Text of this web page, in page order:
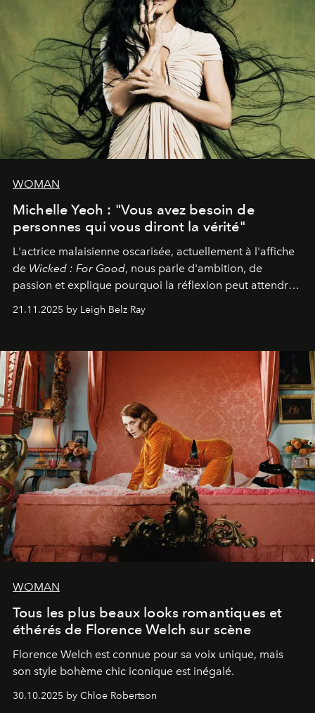
WOMAN
Michelle Yeoh : "Vous avez besoin de
personnes qui vous diront la vérité"
L'actrice malaisienne oscarisée, actuellement à l'affiche
de Wicked : For Good, nous parle d'ambition, de
passion et explique pourquoi la réflexion peut attendre.
Elle avoue :
"C'est libérateur d'interpréter un
personnage qui dit : 'C'est mon désir, mon ambition, ma
21.11.2025 by Leigh Belz Ray
WOMAN
Tous les plus beaux looks romantiques et
éthérés de Florence Welch sur scène
Florence Welch est connue pour sa voix unique, mais
son style bohème chic iconique est inégalé.
30.10.2025 by Chloe Robertson